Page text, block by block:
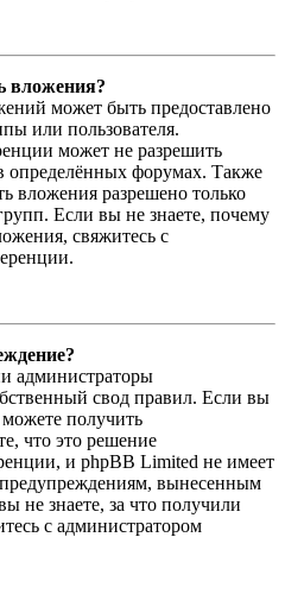
вложения?
может быть предоставлено
или пользователя.
может не разрешить
определённых форумах. Также
вложения разрешено только
Если вы не знаете, почему
свяжитесь с
администраторы
свод правил. Если вы
получить
что это решение
и phpBB Limited не имеет
вынесенным
не знаете, за что получили
с администратором